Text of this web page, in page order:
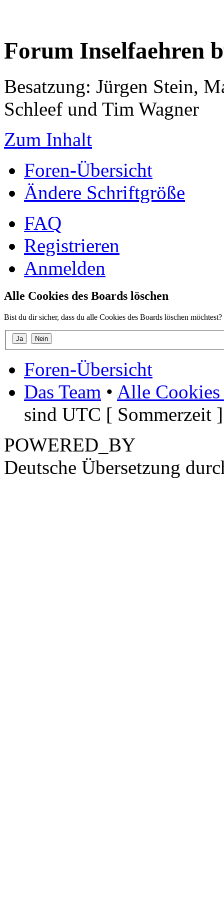
Forum Inselfaehren
Besatzung: Jürgen Stein,
Schleef und Tim Wagner
Zum Inhalt
Foren-Übersicht
Ändere Schriftgröße
FAQ
Registrieren
Anmelden
Alle Cookies des Boards löschen
Bist du dir sicher, dass du alle Cookies des Boards löschen möchtest?
Foren-Übersicht
Das Team • Alle Cookies
sind UTC [ Sommerzeit ]
POWERED_BY
Deutsche Übersetzung